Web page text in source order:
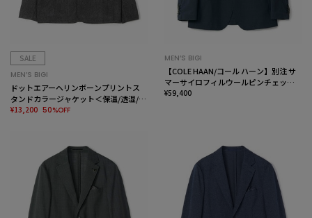
SALE
MEN’S BIGI
ドットエアーヘリンボーンプリントス
タンドカラージャケット＜保温/透湿/撥
水/防シワ/ストレッチ＞
¥13,200 50%OFF
MEN’S BIGI
【COLE HAAN/コール ハーン】別注 サ
マーサイロフィルウールピンチェック
ジャケット＜通気性＞
¥59,400